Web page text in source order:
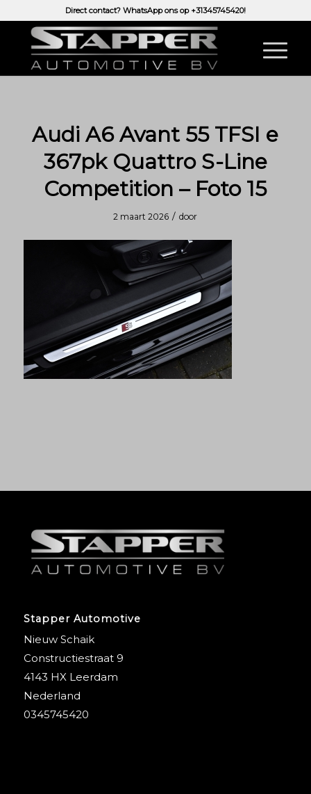
Direct contact? WhatsApp ons op +31345745420!
Audi A6 Avant 55 TFSI e
367pk Quattro S-Line
Competition – Foto 15
2 maart 2026 / door
Stapper Automotive
Nieuw Schaik
Constructiestraat 9
4143 HX Leerdam
Nederland
0345745420